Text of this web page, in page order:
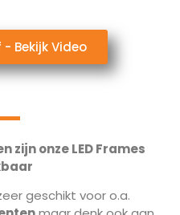
Bekijk Video
zijn onze LED Frames
geschikt voor o.a.